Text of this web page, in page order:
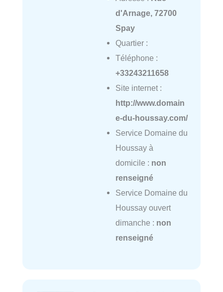
d'Arnage, 72700
Spay
Quartier :
Téléphone :
+33243211658
Site internet :
http://www.domain
e-du-houssay.com/
Service Domaine du
Houssay à
domicile : non
renseigné
Service Domaine du
Houssay ouvert
dimanche : non
renseigné